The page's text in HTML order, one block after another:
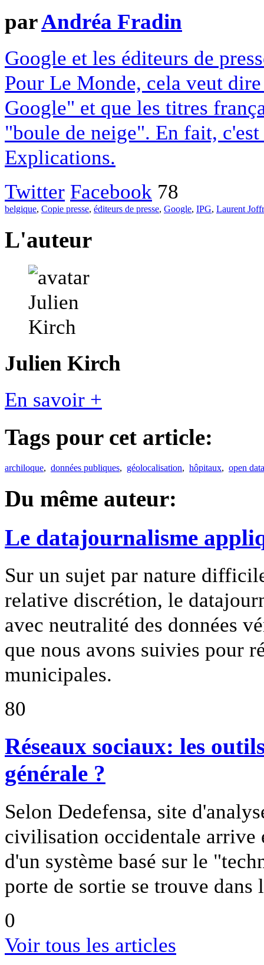
parAndréa Fradin
Google et les éditeurs de
Pour Le Monde, cela veut
Google" et que les titres
"boule de neige". En fait,
Explications.
Twitter Facebook 78
belgique, Copie presse, éditeurs de presse, Google, IPG, Laurent
L'auteur
Julien Kirch
En savoir +
Tags pour cet article:
archiloque, données publiques, géolocalisation, hôpitaux, open data
Du même auteur:
Le datajournalisme
Sur un sujet par nature
relative discrétion, le
avec neutralité des données
que nous avons suivies pour
municipales.
80
Réseaux sociaux: les
générale ?
Selon Dedefensa, site
civilisation occidentale arrive
d'un système basé sur le
porte de sortie se trouve dans
0
Voir tous les articles